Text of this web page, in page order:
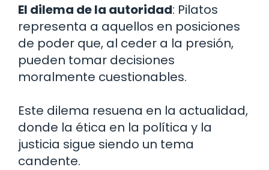
El dilema de la autoridad: Pilatos
representa a aquellos en posiciones
de poder que, al ceder a la presión,
pueden tomar decisiones
moralmente cuestionables.
Este dilema resuena en la actualidad,
donde la ética en la política y la
justicia sigue siendo un tema
candente.